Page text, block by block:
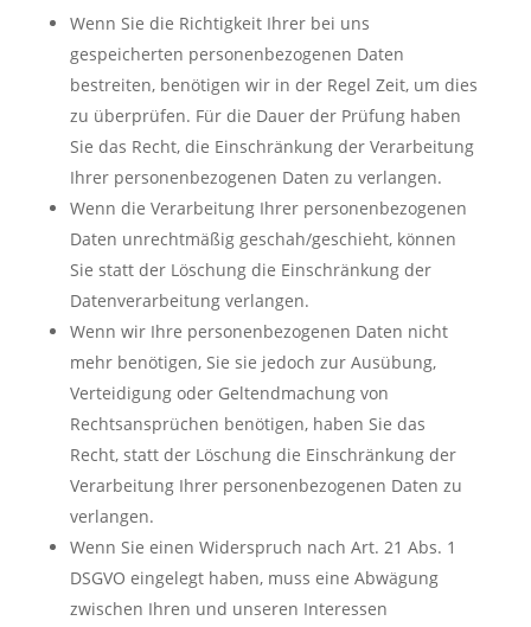
Wenn Sie die Richtigkeit Ihrer bei uns
gespeicherten personenbezogenen Daten
bestreiten, benötigen wir in der Regel Zeit, um dies
zu überprüfen. Für die Dauer der Prüfung haben
Sie das Recht, die Einschränkung der Verarbeitung
Ihrer personenbezogenen Daten zu verlangen.
Wenn die Verarbeitung Ihrer personenbezogenen
Daten unrechtmäßig geschah/geschieht, können
Sie statt der Löschung die Einschränkung der
Datenverarbeitung verlangen.
Wenn wir Ihre personenbezogenen Daten nicht
mehr benötigen, Sie sie jedoch zur Ausübung,
Verteidigung oder Geltendmachung von
Rechtsansprüchen benötigen, haben Sie das
Recht, statt der Löschung die Einschränkung der
Verarbeitung Ihrer personenbezogenen Daten zu
verlangen.
Wenn Sie einen Widerspruch nach Art. 21 Abs. 1
DSGVO eingelegt haben, muss eine Abwägung
zwischen Ihren und unseren Interessen